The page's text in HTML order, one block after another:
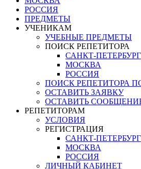
РОССИЯ
ПРЕДМЕТЫ
УЧЕНИКАМ
УЧЕБНЫЕ ПРЕДМЕТЫ
ПОИСК РЕПЕТИТОРА
САНКТ-ПЕТЕРБУРГ
МОСКВА
РОССИЯ
ПОИСК РЕПЕТИТОРА
ОСТАВИТЬ ЗАЯВКУ
ОСТАВИТЬ
РЕПЕТИТОРАМ
УСЛОВИЯ
РЕГИСТРАЦИЯ
САНКТ-ПЕТЕРБУРГ
МОСКВА
РОССИЯ
ЛИЧНЫЙ КАБИНЕТ